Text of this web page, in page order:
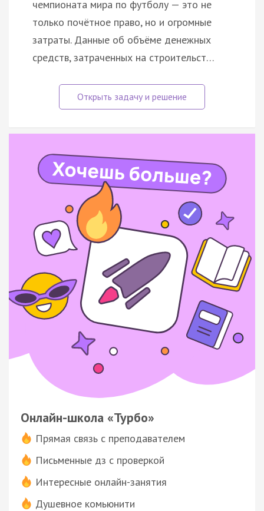
чемпионата мира по футболу — это не
только почётное право, но и огромные
затраты. Данные об объёме денежных
средств, затраченных на строительст…
Онлайн-школа «Турбо»
Прямая связь с преподавателем
Письменные дз с проверкой
Интересные онлайн-занятия
Душевное комьюнити